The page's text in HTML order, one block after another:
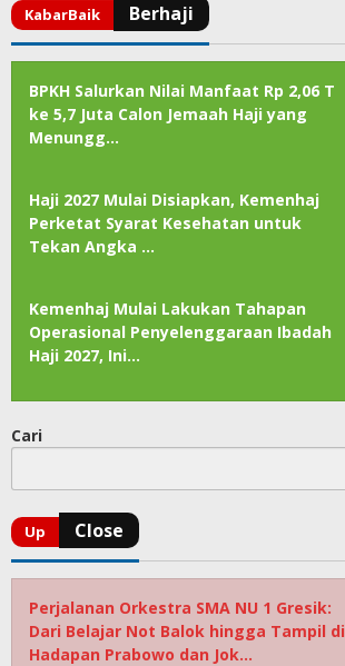
BPKH Salurkan Nilai Manfaat Rp 2,06 T
ke 5,7 Juta Calon Jemaah Haji yang
Menungg…
Haji 2027 Mulai Disiapkan, Kemenhaj
Perketat Syarat Kesehatan untuk
Tekan Angka …
Kemenhaj Mulai Lakukan Tahapan
Operasional Penyelenggaraan Ibadah
Haji 2027, Ini…
Cari
Perjalanan Orkestra SMA NU 1 Gresik:
Dari Belajar Not Balok hingga Tampil di
Hadapan Prabowo dan Jok…